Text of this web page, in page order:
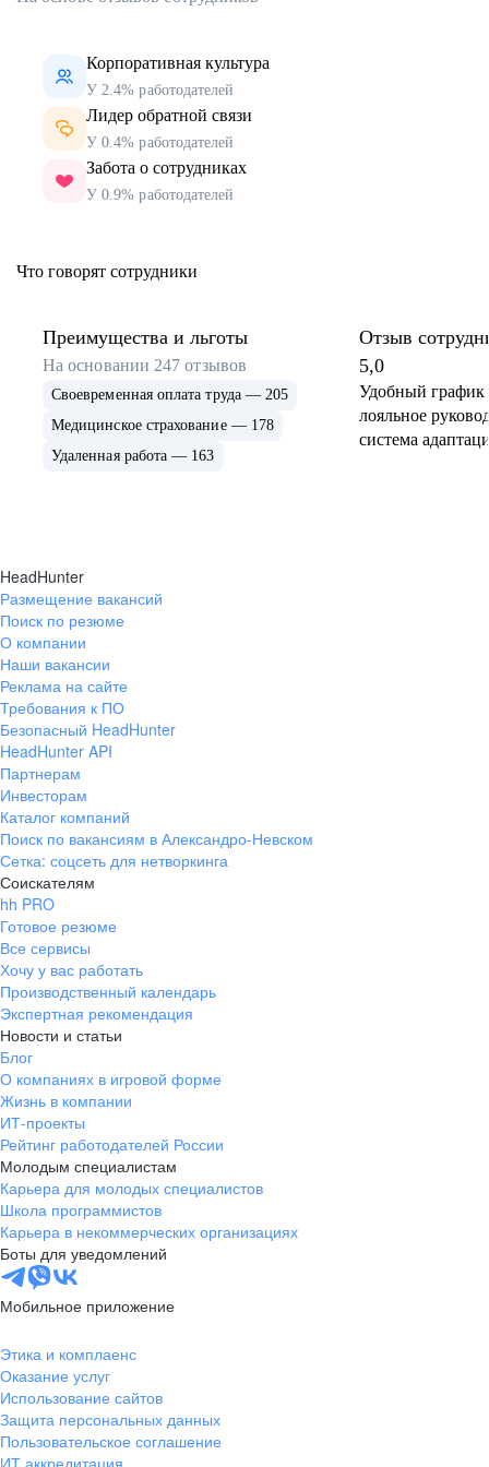
Корпоративная культура
У 2.4% работодателей
Лидер обратной связи
У 0.4% работодателей
Забота о сотрудниках
У 0.9% работодателей
Что говорят сотрудники
Преимущества и льготы
На основании 247 отзывов
Своевременная оплата труда — 205
Медицинское страхование — 178
Удаленная работа — 163
Отзыв
5,0
Удобный график
лояльное
система
HeadHunter
Размещение вакансий
Поиск по резюме
О компании
Наши вакансии
Реклама на сайте
Требования к ПО
Безопасный HeadHunter
HeadHunter API
Партнерам
Инвесторам
Каталог компаний
Поиск по вакансиям в Александро-Невском
Сетка: соцсеть для нетворкинга
Соискателям
hh PRO
Готовое резюме
Все сервисы
Хочу у вас работать
Производственный календарь
Экспертная рекомендация
Новости и статьи
Блог
О компаниях в игровой форме
Жизнь в компании
ИТ-проекты
Рейтинг работодателей России
Молодым специалистам
Карьера для молодых специалистов
Школа программистов
Карьера в некоммерческих организациях
Боты для уведомлений
Мобильное приложение
Этика и комплаенс
Оказание услуг
Использование сайтов
Защита персональных данных
Пользовательское соглашение